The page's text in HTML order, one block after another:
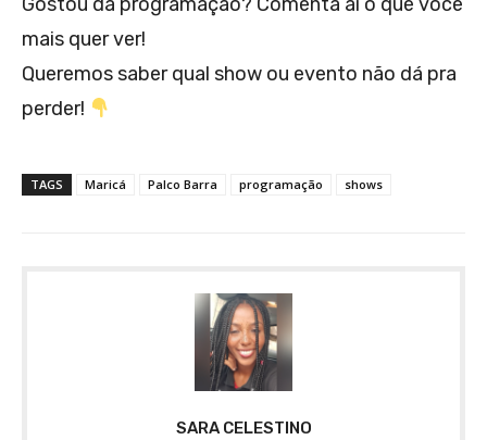
Gostou da programação? Comenta aí o que você
mais quer ver!
Queremos saber qual show ou evento não dá pra
perder!
TAGS Maricá Palco Barra programação shows
SARA CELESTINO